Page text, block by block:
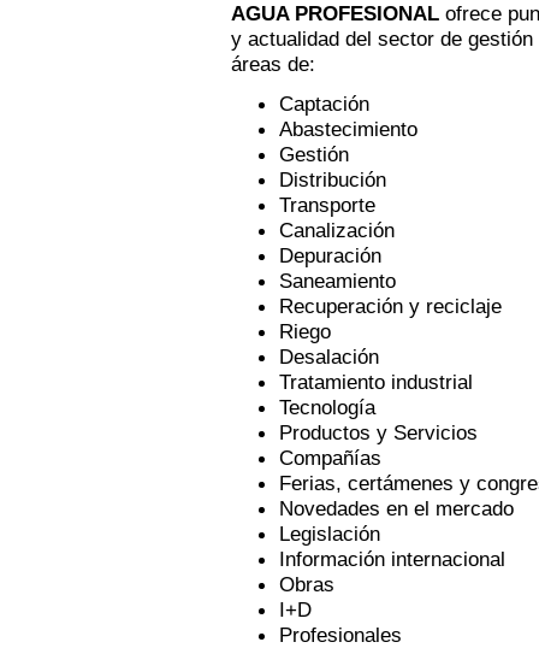
AGUA PROFESIONAL ofrece
y actualidad del sector de
áreas de:
Captación
Abastecimiento
Gestión
Distribución
Transporte
Canalización
Depuración
Saneamiento
Recuperación y reciclaje
Riego
Desalación
Tratamiento industrial
Tecnología
Productos y Servicios
Compañías
Ferias, certámenes y
Novedades en el mercado
Legislación
Información internacional
Obras
I+D
Profesionales